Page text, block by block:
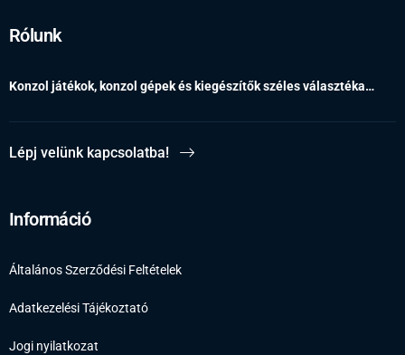
Rólunk
Konzol játékok, konzol gépek és kiegészítők széles választéka…
Lépj velünk kapcsolatba!
Információ
Általános Szerződési Feltételek
Adatkezelési Tájékoztató
Jogi nyilatkozat